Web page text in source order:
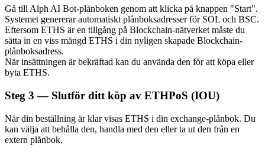
Ta långsiktig vinst och flexibla intressen
Lär dig Staking
Lär dig mer om att tjäna passiv inkomst
Gå till Alph AI Bot-plånboken genom att klicka på knappen "Start".
Systemet genererar automatiskt plånboksadresser för SOL och BSC.
Eftersom ETHS är en tillgång på Blockchain-nätverket måste du
sätta in en viss mängd ETHS i din nyligen skapade Blockchain-
plånboksadress.
När insättningen är bekräftad kan du använda den för att köpa eller
byta ETHS.
Steg 3 — Slutför ditt köp av ETHPoS (IOU)
När din beställning är klar visas ETHS i din exchange-plånbok. Du
kan välja att behålla den, handla med den eller ta ut den från en
extern plånbok.